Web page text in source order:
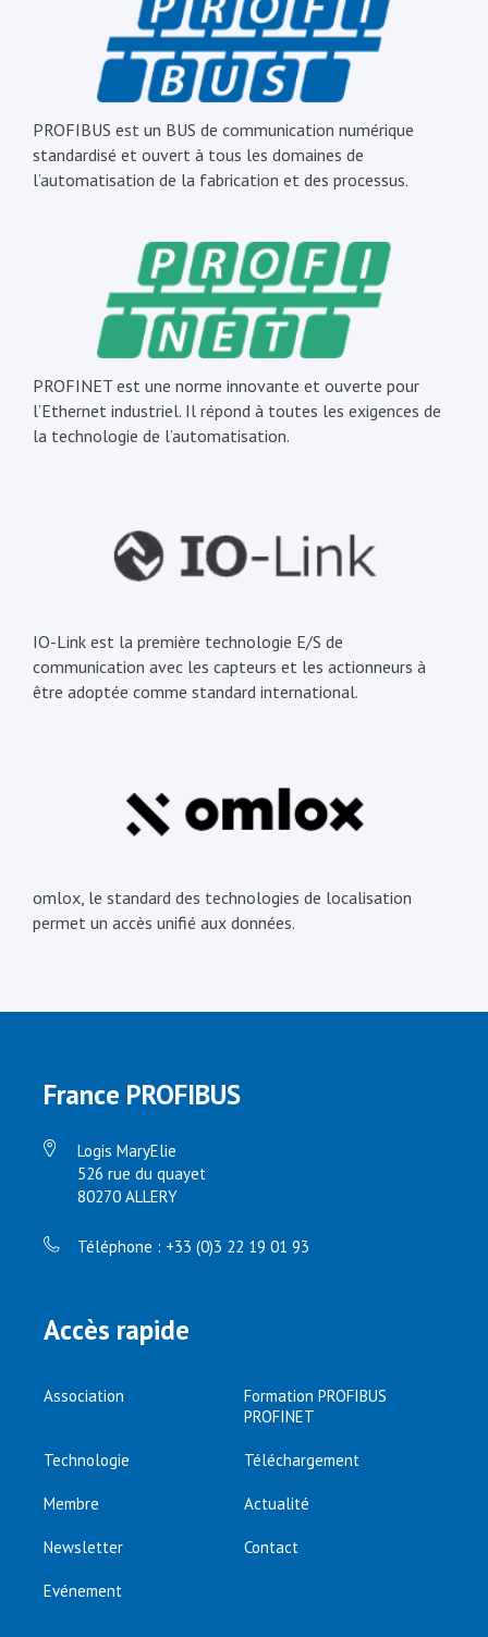
PROFIBUS est un BUS de communication numérique
standardisé et ouvert à tous les domaines de
l’automatisation de la fabrication et des processus.
PROFINET est une norme innovante et ouverte pour
l’Ethernet industriel. Il répond à toutes les exigences de
la technologie de l’automatisation.
IO-Link est la première technologie E/S de
communication avec les capteurs et les actionneurs à
être adoptée comme standard international.
omlox, le standard des technologies de localisation
permet un accès unifié aux données.
France PROFIBUS
Logis MaryElie
526 rue du quayet
80270 ALLERY
Téléphone : +33 (0)3 22 19 01 93
Accès rapide
Association
Formation PROFIBUS
PROFINET
Technologie Téléchargement
Membre Actualité
Newsletter Contact
Evénement